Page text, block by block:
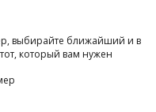
выбирайте ближайший и в
который вам нужен